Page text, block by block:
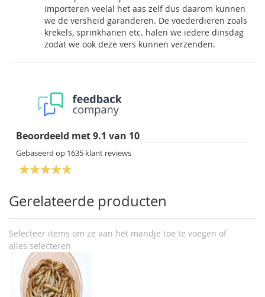
importeren veelal het aas zelf dus daarom kunnen
we de versheid garanderen. De voederdieren zoals
krekels, sprinkhanen etc. halen we iedere dinsdag
zodat we ook deze vers kunnen verzenden.
Beoordeeld met9.1 van 10
Gebaseerd op 1635 klant reviews
Gerelateerde producten
Selecteer items om ze aan het mandje toe te voegen of
alles selecteren